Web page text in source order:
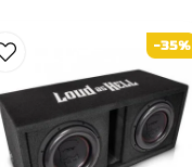
-35%